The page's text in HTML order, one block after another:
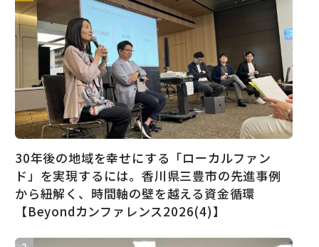
30年後の地域を幸せにする「ローカルファン
ド」を実現するには。香川県三豊市の先進事例
から紐解く、時間軸の壁を越える資金循環
【Beyondカンファレンス2026(4)】